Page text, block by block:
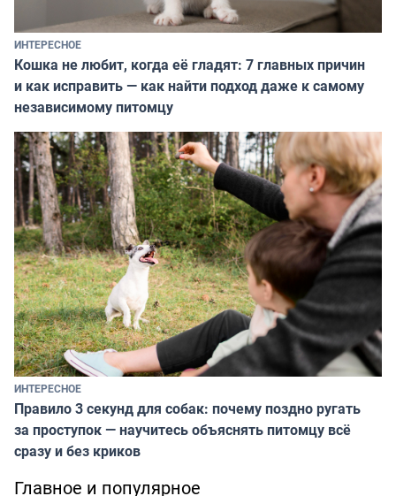
ИНТЕРЕСНОЕ
Кошка не любит, когда её гладят: 7 главных причин
и как исправить — как найти подход даже к самому
независимому питомцу
ИНТЕРЕСНОЕ
Правило 3 секунд для собак: почему поздно ругать
за проступок — научитесь объяснять питомцу всё
сразу и без криков
Главное и популярное